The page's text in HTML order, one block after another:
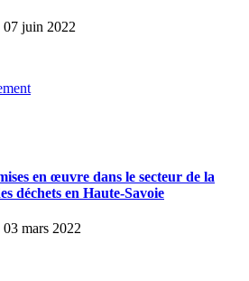
juin 2022
en œuvre dans le secteur de la
déchets en Haute-Savoie
mars 2022